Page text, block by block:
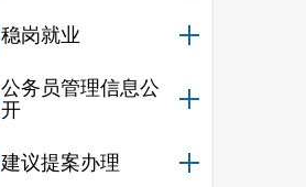
稳岗就业
公务员管理信息公
开
建议提案办理